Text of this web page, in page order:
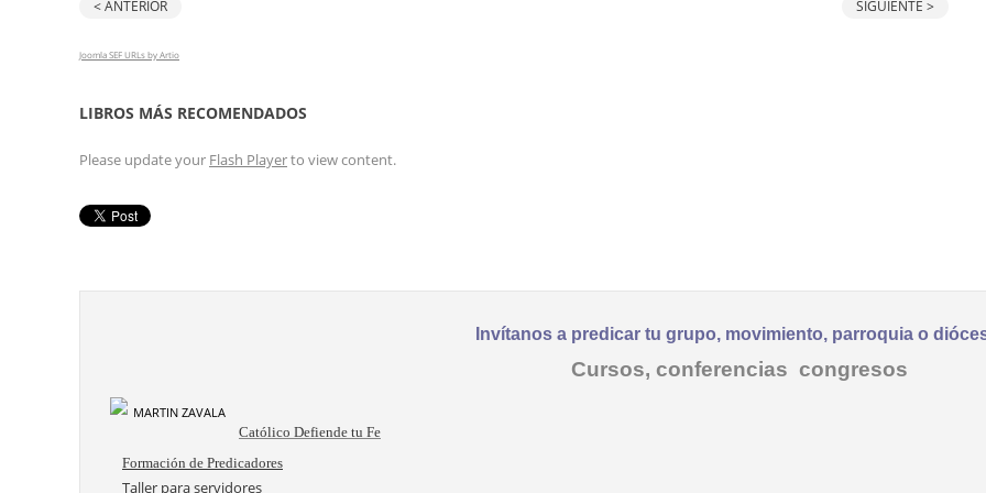
< ANTERIOR SIGUIENTE >
Joomla SEF URLs by Artio
LIBROS MÁS RECOMENDADOS
Please update your Flash Playerto view content.
Invítanos a predicar tu grupo, movimiento, parroquia o
Cursos, conferencias congresos
Católico Defiende tu Fe
Formación de Predicadores
Taller para servidores